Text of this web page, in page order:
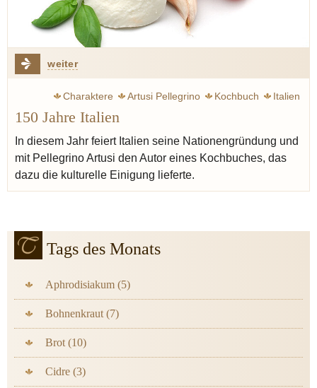
weiter
Charaktere Artusi Pellegrino Kochbuch
Italien
150 Jahre Italien
In diesem Jahr feiert Italien seine Nationengründung und
mit Pellegrino Artusi den Autor eines Kochbuches, das
dazu die kulturelle Einigung lieferte.
Tags des Monats
Aphrodisiakum (5)
Bohnenkraut (7)
Brot (10)
Cidre (3)